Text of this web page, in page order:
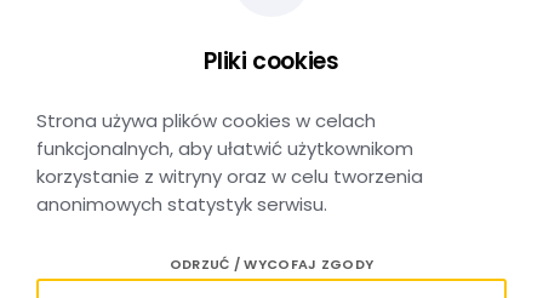
do relaksu! Z Kolejami
Małopolskimi do Term
Szaflary 20% taniej!
DATA DODANIA: 05 CZERWCA 2026
Pliki cookies
Strona używa plików cookies w celach
funkcjonalnych, aby ułatwić użytkownikom
korzystanie z witryny oraz w celu tworzenia
anonimowych statystyk serwisu.
ODRZUĆ / WYCOFAJ ZGODY